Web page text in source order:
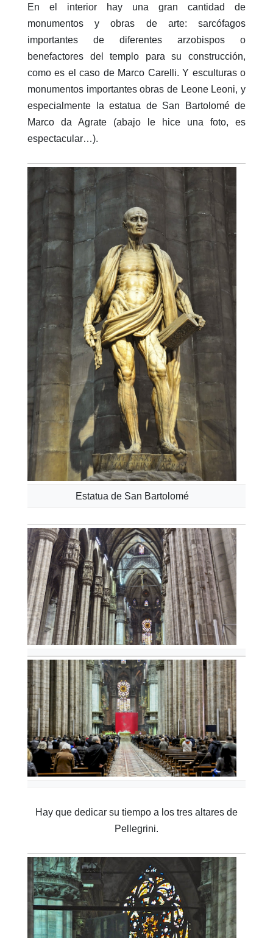
En el interior hay una gran cantidad de
monumentos y obras de arte: sarcófagos
importantes de diferentes arzobispos o
benefactores del templo para su construcción,
como es el caso de Marco Carelli. Y esculturas o
monumentos importantes obras de Leone Leoni, y
especialmente la estatua de San Bartolomé de
Marco da Agrate (abajo le hice una foto, es
espectacular…).
Estatua de San Bartolomé
Hay que dedicar su tiempo a los tres altares de
Pellegrini.